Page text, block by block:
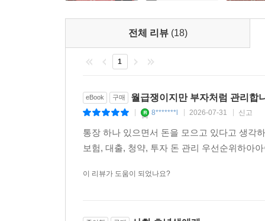
전체 리뷰 (18)
1
eBook 구매 월급쟁이지만 부자처럼 관리합
8*******l 2026-07-31 신고
통장 하나 있으면서 돈을 모으고 있다고 생각
보험, 대출, 청약, 투자 돈 관리 우선순위하아
이 리뷰가 도움이 되었나요?